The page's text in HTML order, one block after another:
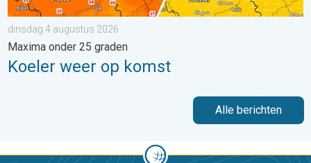
dinsdag 4 augustus 2026
Maxima onder 25 graden
Koeler weer op komst
Alle berichten